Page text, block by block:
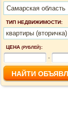
Самарская область
ТИП НЕДВИЖИМОСТИ:
квартиры (вторичка)
ЦЕНА (РУБЛЕЙ):
-